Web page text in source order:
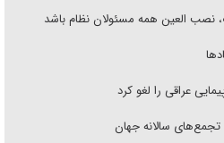
نصب العین همه مسئولان نظام باشد
عراقی را لغو کرد
سالانه جهان